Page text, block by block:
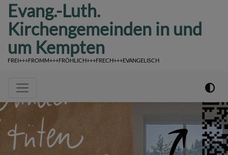
Evang.-Luth.
Kirchengemeinden in und
um Kempten
FREI+++FROMM+++FRÖHLICH+++FRECH+++EVANGELISCH
Hauptnavigation